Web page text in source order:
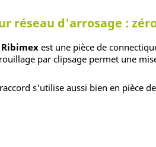
réseau d'arrosage :
Ribimexest une pièce de
par clipsage permet une
s'utilise aussi bien en pièce